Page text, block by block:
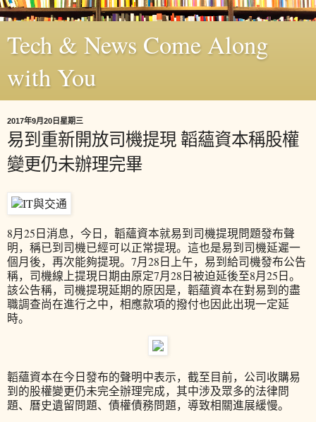
Tech & News Come Along
with You
2017年9月20日星期三
易到重新開放司機提現 韜蘊資本稱股權
變更仍未辦理完畢
8月25日消息，今日，韜蘊資本就易到司機提現問題發布聲
明，稱已到司機已經可以正常提現。這也是易到司機延遲一
個月後，再次能夠提現。7月28日上午，易到給司機發布公告
稱，司機線上提現日期由原定7月28日被迫延後至8月25日。
該公告稱，司機提現延期的原因是，韜蘊資本在對易到的盡
職調查尚在進行之中，相應款項的撥付也因此出現一定延
時。
韜蘊資本在今日發布的聲明中表示，截至目前，公司收購易
到的股權變更仍未完全辦理完成，其中涉及眾多的法律問
題、曆史遺留問題、債權債務問題，導致相關進展緩慢。